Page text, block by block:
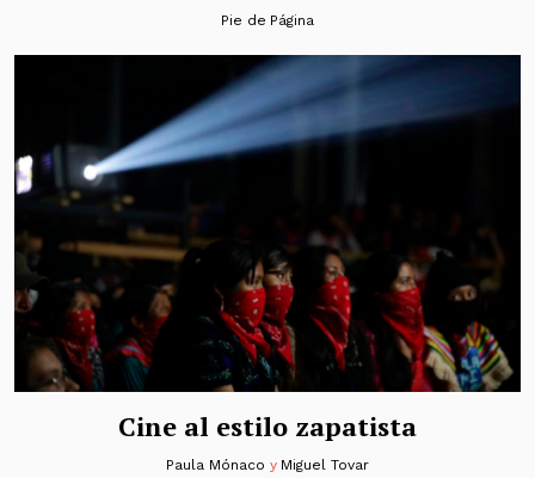
Pie de Página
Cine al estilo zapatista
Paula Mónaco y Miguel Tovar